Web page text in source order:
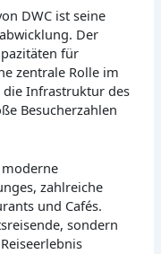
DWC ist seine
Der
für
zentrale Rolle im
die Infrastruktur des
Besucherzahlen
zahlreiche
und Cafés.
sondern